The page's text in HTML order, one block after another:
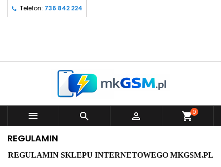
Telefon: 736 842 224
   shopping_cart0
REGULAMIN
REGULAMIN SKLEPU INTERNETOWEGO MKGSM.PL